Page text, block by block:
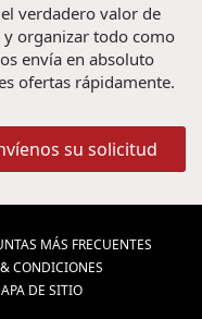
verdadero valor de
y organizar todo como
envía en absoluto
ofertas rápidamente.
su solicitud
MÁS FRECUENTES
CONDICIONES
DE SITIO